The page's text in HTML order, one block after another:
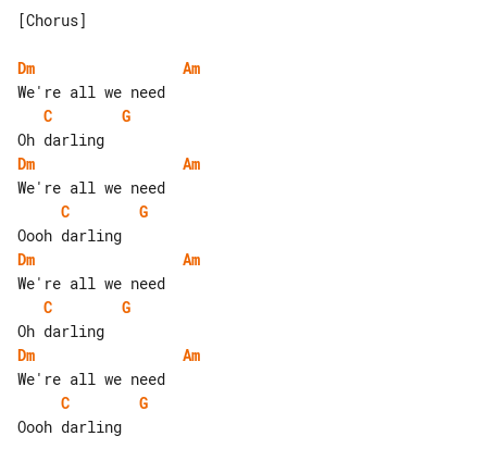
[Chorus]
Dm
Am
C
G
Dm
Am
C
G
Dm
Am
C
G
Dm
Am
C
G
Oooh darling